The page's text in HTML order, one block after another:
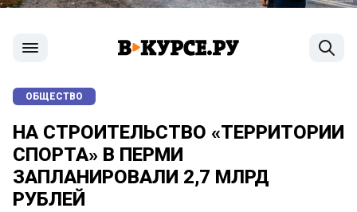
ОБЩЕСТВО
НА СТРОИТЕЛЬСТВО «ТЕРРИТОРИИ
СПОРТА» В ПЕРМИ
ЗАПЛАНИРОВАЛИ 2,7 МЛРД
РУБЛЕЙ